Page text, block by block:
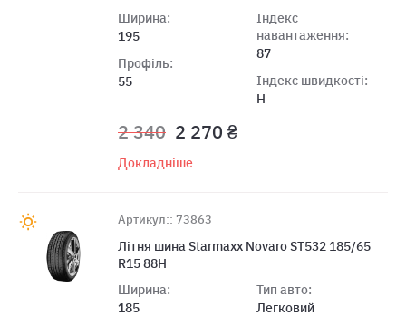
Ширина:
195
Профіль:
55
Індекс
навантаження:
87
Індекс швидкості:
H
2 340 2 270 ₴
Докладніше
Артикул:: 73863
Літня шина Starmaxx Novaro ST532 185/65
R15 88H
Ширина:
185
Тип авто:
Легковий